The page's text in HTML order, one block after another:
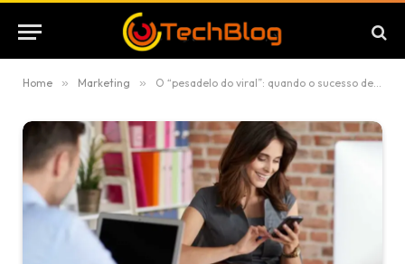
Home » Marketing » O “pesadelo do viral”: quando o sucesso de uma campanha pode custar o contrato de uma agência digital